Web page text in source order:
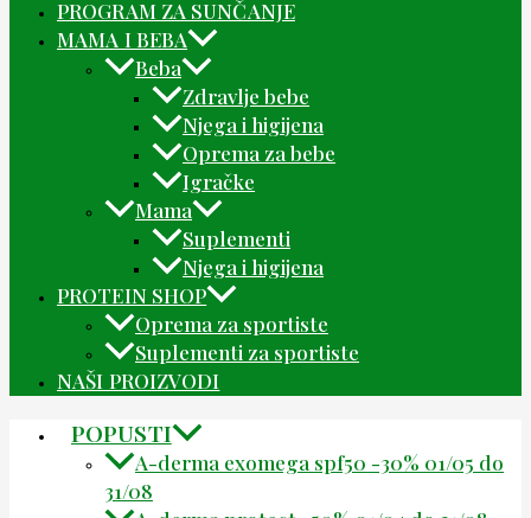
PROGRAM ZA SUNČANJE
MAMA I BEBA
Beba
Zdravlje bebe
Njega i higijena
Oprema za bebe
Igračke
Mama
Suplementi
Njega i higijena
PROTEIN SHOP
Oprema za sportiste
Suplementi za sportiste
NAŠI PROIZVODI
POPUSTI
A-derma exomega spf50 -30% 01/05 do
31/08